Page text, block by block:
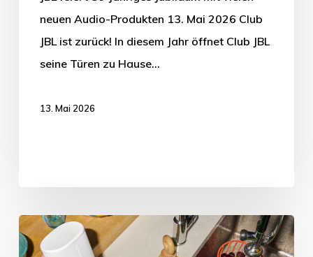
neuen Audio-Produkten 13. Mai 2026 Club
JBL ist zurück! In diesem Jahr öffnet Club JBL
seine Türen zu Hause…
13. Mai 2026